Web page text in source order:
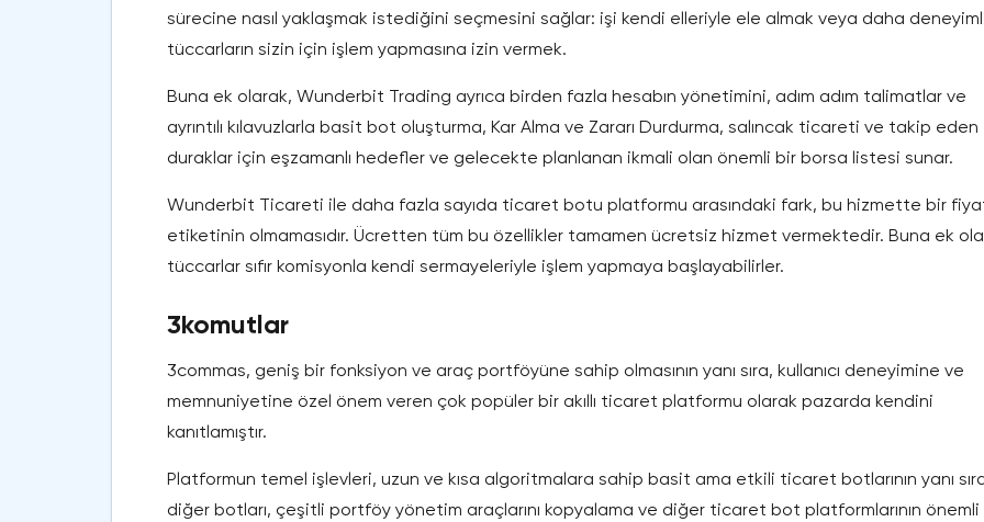
sürecine nasıl yaklaşmak istediğini seçmesini sağlar: işi kendi elleriyle ele almak veya daha
tüccarların sizin için işlem yapmasına izin vermek.
Buna ek olarak, Wunderbit Trading ayrıca birden fazla hesabın yönetimini, adım adım talimatlar ve
ayrıntılı kılavuzlarla basit bot oluşturma, Kar Alma ve Zararı Durdurma, salıncak ticareti ve takip eden
duraklar için eşzamanlı hedefler ve gelecekte planlanan ikmali olan önemli bir borsa listesi sunar.
Wunderbit Ticareti ile daha fazla sayıda ticaret botu platformu arasındaki fark, bu hizmette bir
etiketinin olmamasıdır. Ücretten tüm bu özellikler tamamen ücretsiz hizmet vermektedir. Buna ek
tüccarlar sıfır komisyonla kendi sermayeleriyle işlem yapmaya başlayabilirler.
3komutlar
3commas, geniş bir fonksiyon ve araç portföyüne sahip olmasının yanı sıra, kullanıcı deneyimine ve
memnuniyetine özel önem veren çok popüler bir akıllı ticaret platformu olarak pazarda kendini
kanıtlamıştır.
Platformun temel işlevleri, uzun ve kısa algoritmalara sahip basit ama etkili ticaret botlarının yanı
diğer botları, çeşitli portföy yönetim araçlarını kopyalama ve diğer ticaret bot platformlarının önemli